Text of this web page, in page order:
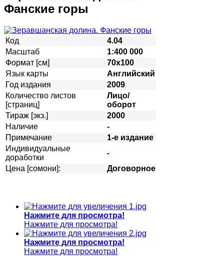
Фанские горы
Код
4.04
Масштаб
1:400 000
Формат [см]
70х100
Язык карты
Английский
Год издания
2009
Количество листов
[страниц]
Лицо/
оборот
Тираж [экз.]
2000
Наличие
-
Примечание
1-е издание
Индивидуальные
доработки
-
Цена [сомони]:
Договорное
Нажмите для просмотра!
Нажмите для просмотра!
Нажмите для просмотра!
Нажмите для просмотра!